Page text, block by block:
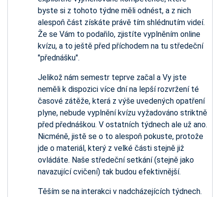
byste si z tohoto týdne měli odnést, a z nich
alespoň část získáte právě tím shlédnutím videí.
Že se Vám to podařilo, zjistíte vyplněním online
kvízu, a to ještě před příchodem na tu středeční
"přednášku".
Jelikož nám semestr teprve začal a Vy jste
neměli k dispozici více dní na lepší rozvržení té
časové zátěže, která z výše uvedených opatření
plyne, nebude vyplnění kvízu vyžadováno striktně
před přednáškou. V ostatních týdnech ale už ano.
Nicméně, jistě se o to alespoň pokuste, protože
jde o materiál, který z velké části stejně již
ovládáte. Naše středeční setkání (stejně jako
navazující cvičení) tak budou efektivnější.
Těším se na interakci v nadcházejících týdnech.